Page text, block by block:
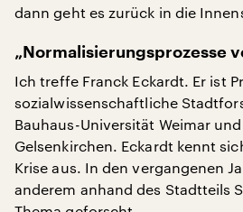
dann geht es zurück in die
„Normalisierungsprozesse
Ich treffe Franck Eckardt. Er ist
sozialwissenschaftliche
Bauhaus-Universität Weimar
Gelsenkirchen. Eckardt kennt
Krise aus. In den vergangenen
anderem anhand des Stadtteils